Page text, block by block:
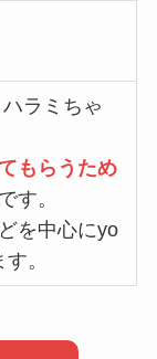
ハラミちゃ
もらうため
す。
を中心にyo
。